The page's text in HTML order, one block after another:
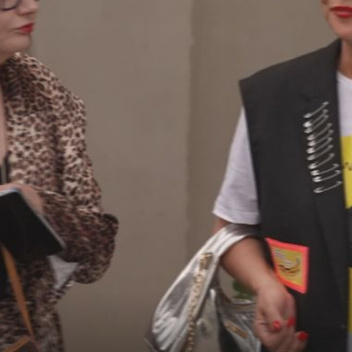
3
tko je
i
17
LJETOVALI ZAJEDNO
Alka Vuica pozirala u naručju svjetski
slavnog glazbenika, veže ih
prijateljstvo!